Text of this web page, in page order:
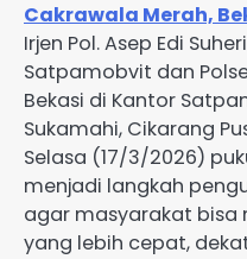
Cakrawala Merah,
Irjen Pol. Asep Edi
Satpamobvit dan
Bekasi di Kantor
Sukamahi, Cikarang
Selasa (17/3/2026)
menjadi langkah
agar masyarakat
yang lebih cepat,